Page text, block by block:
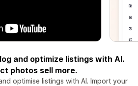
and optimize listings with AI.
photos sell more.
optimise listings with AI. Import your